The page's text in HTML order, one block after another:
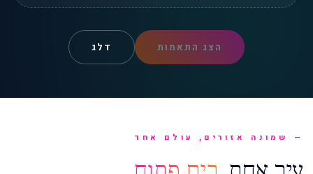
הצג התאמות דלג
שמונה אזורים, עולם אחד